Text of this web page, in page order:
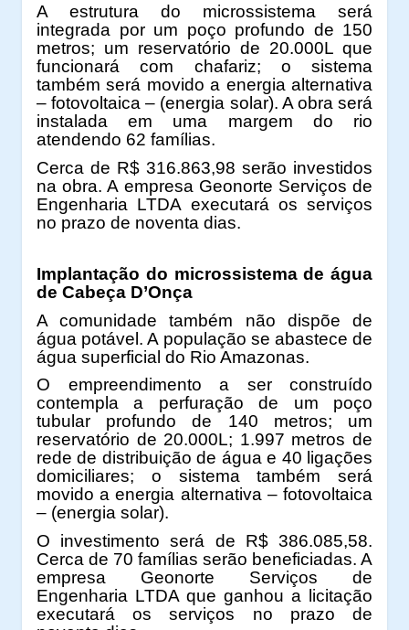
A estrutura do microssistema será
integrada por um poço profundo de 150
metros; um reservatório de 20.000L que
funcionará com chafariz; o sistema
também será movido a energia alternativa
– fotovoltaica – (energia solar). A obra será
instalada em uma margem do rio
atendendo 62 famílias.
Cerca de R$ 316.863,98 serão investidos
na obra. A empresa Geonorte Serviços de
Engenharia LTDA executará os serviços
no prazo de noventa dias.
Implantação do microssistema de água
de Cabeça D’Onça
A comunidade também não dispõe de
água potável. A população se abastece de
água superficial do Rio Amazonas.
O empreendimento a ser construído
contempla a perfuração de um poço
tubular profundo de 140 metros; um
reservatório de 20.000L; 1.997 metros de
rede de distribuição de água e 40 ligações
domiciliares; o sistema também será
movido a energia alternativa – fotovoltaica
– (energia solar).
O investimento será de R$ 386.085,58.
Cerca de 70 famílias serão beneficiadas. A
empresa Geonorte Serviços de
Engenharia LTDA que ganhou a licitação
executará os serviços no prazo de